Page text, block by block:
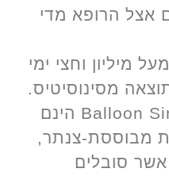
אצל הרופא מדי
מיליון וחצי ימי
מסינוסיטיס.
התקני ™Balloon Sinuplasty הינם
מבוססת-צנתר,
סובלים